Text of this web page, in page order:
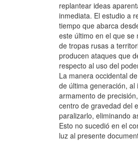
replantear ideas
inmediata. El estudio a
tiempo que abarca
este último en el que se
de tropas rusas a
producen ataques que
respecto al uso del
La manera occidental
de última generación, al
armamento de
centro de gravedad del
paralizarlo, eliminando
Esto no sucedió en el
luz al presente